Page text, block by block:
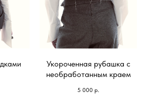
Укороченная рубашка с
необработанным краем
5 000 р.